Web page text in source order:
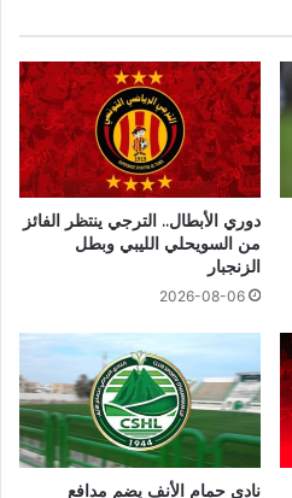
دوري الأبطال.. الترجي ينتظر الفائز
من السويحلي الليبي وبطل
الزنجبار
2026-08-06
نادي حمام الأنف يضم مدافع